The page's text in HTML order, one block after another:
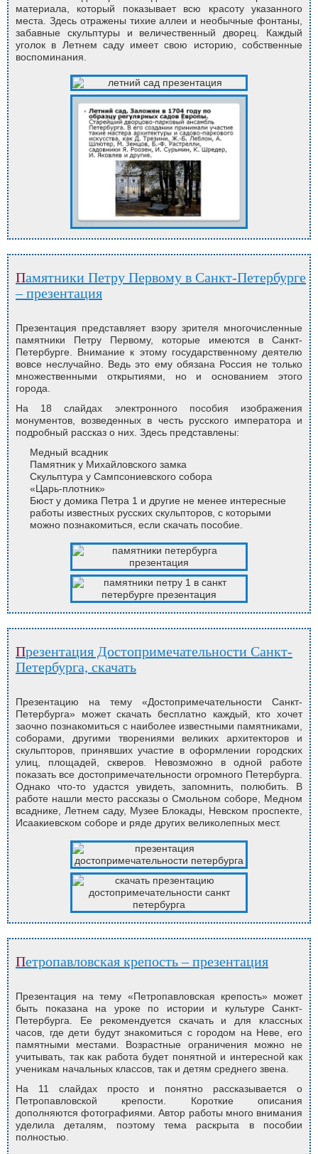
материала, который показывает всю красоту указанного
места. Здесь отражены тихие аллеи и необычные фонтаны,
забавные скульптуры и величественный дворец. Каждый
уголок в Летнем саду имеет свою историю, собственные
воспоминания.
Памятники Петру Первому в Санкт-Петербурге
– презентация
Презентация представляет взору зрителя многочисленные
памятники Петру Первому, которые имеются в Санкт-
Петербурге. Внимание к этому государственному деятелю
вовсе неслучайно. Ведь это ему обязана Россия не только
множественными открытиями, но и основанием этого
города.
На 18 слайдах электронного пособия изображения
монументов, возведенных в честь русского императора и
подробный рассказ о них. Здесь представлены:
Медный всадник
Памятник у Михайловского замка
Скульптура у Сампсониевского собора
«Царь-плотник»
Бюст у домика Петра 1 и другие не менее интересные
работы известных русских скульпторов, с которыми
можно познакомиться, если скачать пособие.
Презентация Достопримечательности Санкт-
Петербурга, скачать
Презентацию на тему «Достопримечательности Санкт-
Петербурга» может скачать бесплатно каждый, кто хочет
заочно познакомиться с наиболее известными памятниками,
соборами, другими творениями великих архитекторов и
скульпторов, принявших участие в оформлении городских
улиц, площадей, скверов. Невозможно в одной работе
показать все достопримечательности огромного Петербурга.
Однако что-то удастся увидеть, запомнить, полюбить. В
работе нашли место рассказы о Смольном соборе, Медном
всаднике, Летнем саду, Музее Блокады, Невском проспекте,
Исаакиевском соборе и ряде других великолепных мест.
Петропавловская крепость – презентация
Презентация на тему «Петропавловская крепость» может
быть показана на уроке по истории и культуре Санкт-
Петербурга. Ее рекомендуется скачать и для классных
часов, где дети будут знакомиться с городом на Неве, его
памятными местами. Возрастные ограничения можно не
учитывать, так как работа будет понятной и интересной как
ученикам начальных классов, так и детям среднего звена.
На 11 слайдах просто и понятно рассказывается о
Петропавловской крепости. Короткие описания
дополняются фотографиями. Автор работы много внимания
уделила деталям, поэтому тема раскрыта в пособии
полностью.